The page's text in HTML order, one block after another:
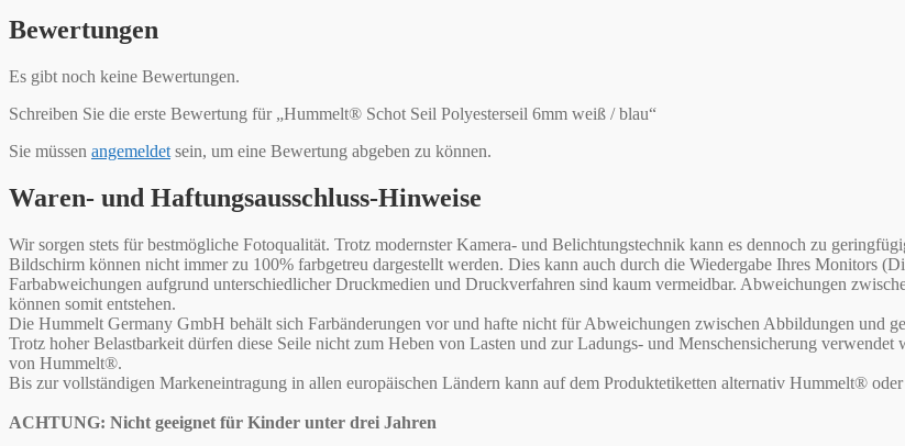
Bewertungen
Es gibt noch keine Bewertungen.
Schreiben Sie die erste Bewertung für „Hummelt® Schot Seil Polyesterseil 6mm weiß / blau“
Sie müssen angemeldet sein, um eine Bewertung abgeben zu können.
Waren- und Haftungsausschluss-Hinweise
Wir sorgen stets für bestmögliche Fotoqualität. Trotz modernster Kamera- und Belichtungstechnik kann es dennoch zu
Bildschirm können nicht immer zu 100% farbgetreu dargestellt werden. Dies kann auch durch die Wiedergabe Ihres Monitors
Farbabweichungen aufgrund unterschiedlicher Druckmedien und Druckverfahren sind kaum vermeidbar. Abweichungen
können somit entstehen.
Die Hummelt Germany GmbH behält sich Farbänderungen vor und hafte nicht für Abweichungen zwischen Abbildungen und
Trotz hoher Belastbarkeit dürfen diese Seile nicht zum Heben von Lasten und zur Ladungs- und Menschensicherung
von Hummelt®.
Bis zur vollständigen Markeneintragung in allen europäischen Ländern kann auf dem Produktetiketten alternativ Hummelt®
ACHTUNG: Nicht geeignet für Kinder unter drei Jahren